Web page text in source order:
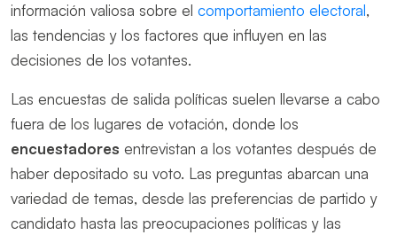
información valiosa sobre el comportamiento electoral,
las tendencias y los factores que influyen en las
decisiones de los votantes.
Las encuestas de salida políticas suelen llevarse a cabo
fuera de los lugares de votación, donde los
encuestadores entrevistan a los votantes después de
haber depositado su voto. Las preguntas abarcan una
variedad de temas, desde las preferencias de partido y
candidato hasta las preocupaciones políticas y las